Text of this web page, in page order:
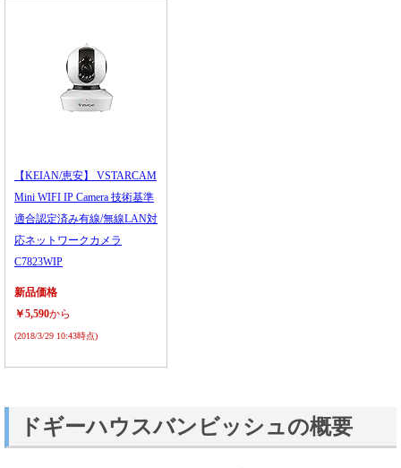
【KEIAN/恵安】 VSTARCAM
Mini WIFI IP Camera 技術基準
適合認定済み有線/無線LAN対
応ネットワークカメラ
C7823WIP
新品価格
￥5,590から
(2018/3/29 10:43時点)
ドギーハウスバンビッシュの概要